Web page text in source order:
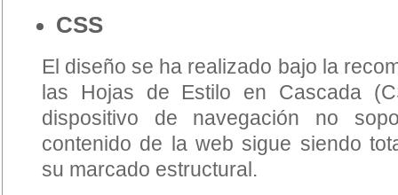
CSS
El diseño se ha realizado bajo la
las Hojas de Estilo en Cascada
dispositivo de navegación no
contenido de la web sigue siendo
su marcado estructural.